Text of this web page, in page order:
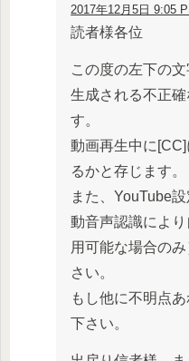
2017年12月5日 9:05
読者様各位
この度の左下の
生成される不正
す。
動画再生中に
るかと存じます。
また、YouTube
動音声認識によ
用可能な場合の
さい。
もし他に不明点
下さい。